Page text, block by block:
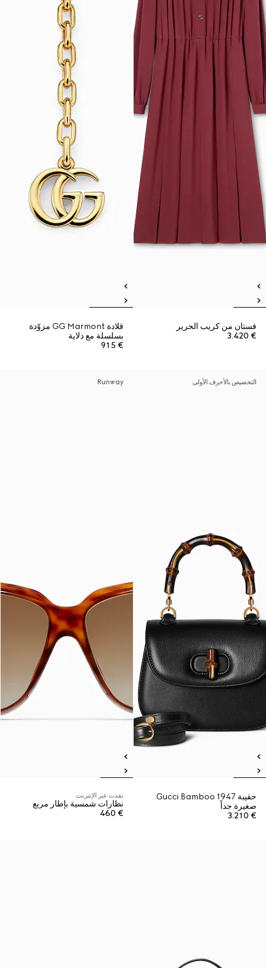
فستان من كريب الحرير
€ 3.420
قلادة GG Marmont مزوّدة
بسلسلة مع دلاية
€ 915
التخصيص بالأحرف الأولى
حقيبة Gucci Bamboo 1947
صغيرة جداً
€ 3.210
Runway
نفدت عبر الإنترنت
نظارات شمسية بإطار مربع
€ 460